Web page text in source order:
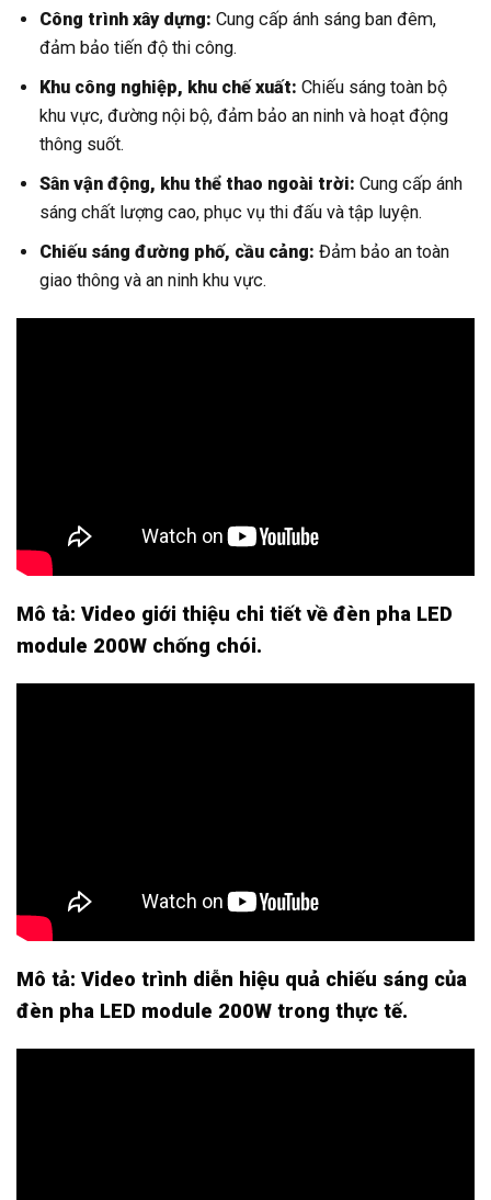
Công trình xây dựng: Cung cấp ánh sáng ban đêm,
đảm bảo tiến độ thi công.
Khu công nghiệp, khu chế xuất: Chiếu sáng toàn bộ
khu vực, đường nội bộ, đảm bảo an ninh và hoạt động
thông suốt.
Sân vận động, khu thể thao ngoài trời: Cung cấp ánh
sáng chất lượng cao, phục vụ thi đấu và tập luyện.
Chiếu sáng đường phố, cầu cảng: Đảm bảo an toàn
giao thông và an ninh khu vực.
Mô tả: Video giới thiệu chi tiết về đèn pha LED
module 200W chống chói.
Mô tả: Video trình diễn hiệu quả chiếu sáng của
đèn pha LED module 200W trong thực tế.